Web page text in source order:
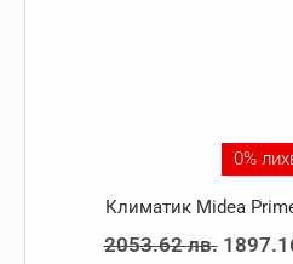
0%
Климатик Midea
2053.62лв. Original